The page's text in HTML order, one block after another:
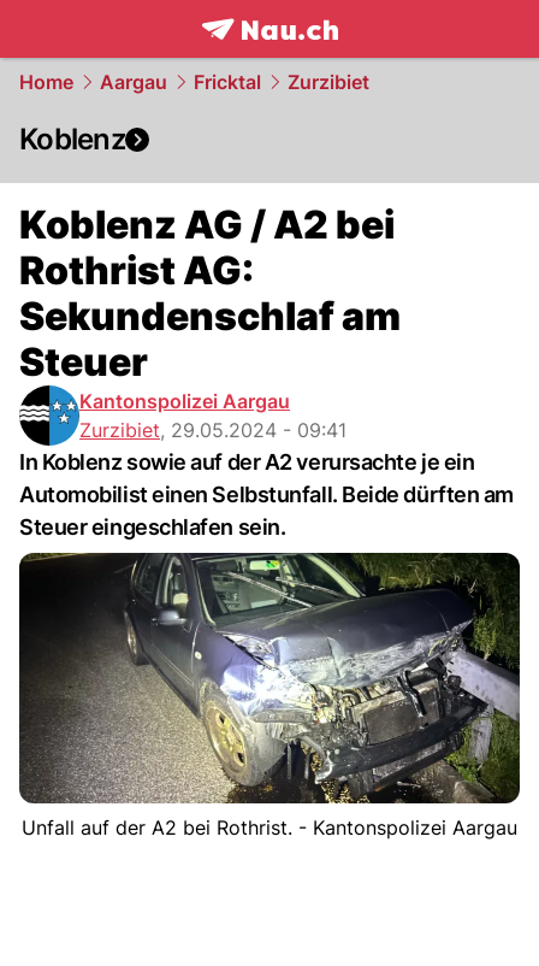
frontpage.NAU.ch
Home Aargau Fricktal Zurzibiet
Koblenz
Koblenz AG / A2 bei
Rothrist AG:
Sekundenschlaf am
Steuer
Kantonspolizei Aargau
Zurzibiet, 29.05.2024 - 09:41
In Koblenz sowie auf der A2 verursachte je ein
Automobilist einen Selbstunfall. Beide dürften am
Steuer eingeschlafen sein.
Unfall auf der A2 bei Rothrist. - Kantonspolizei Aargau